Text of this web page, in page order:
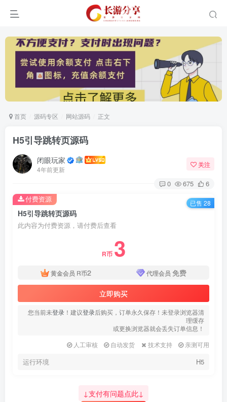
首页 源码专区 网站源码 正文
H5引导跳转页源码
闭眼玩家
4年前更新
关注
0 675 6
H5引导跳转页源码
此内容为付费资源，请付费后查看
R币 3
黄金会员 R币2 代理会员 免费
立即购买
您当前未登录 ！建议登录后购买，订单永久保存！未登录浏览器清
理缓存
或更换浏览器就会丢失订单信息！
人工审核
自动发货 技术支持 亲测可用
运行环境 H5
付费资源 已售 28
↓支付有问题点此↓